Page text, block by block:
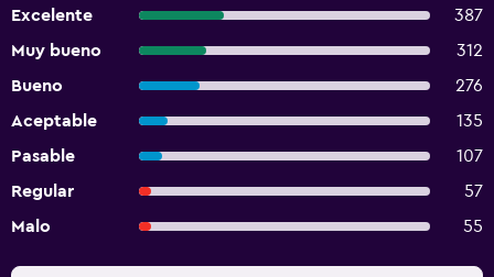
Excelente
387
Muy bueno
312
Bueno
276
Aceptable
135
Pasable
107
Regular
57
Malo
55